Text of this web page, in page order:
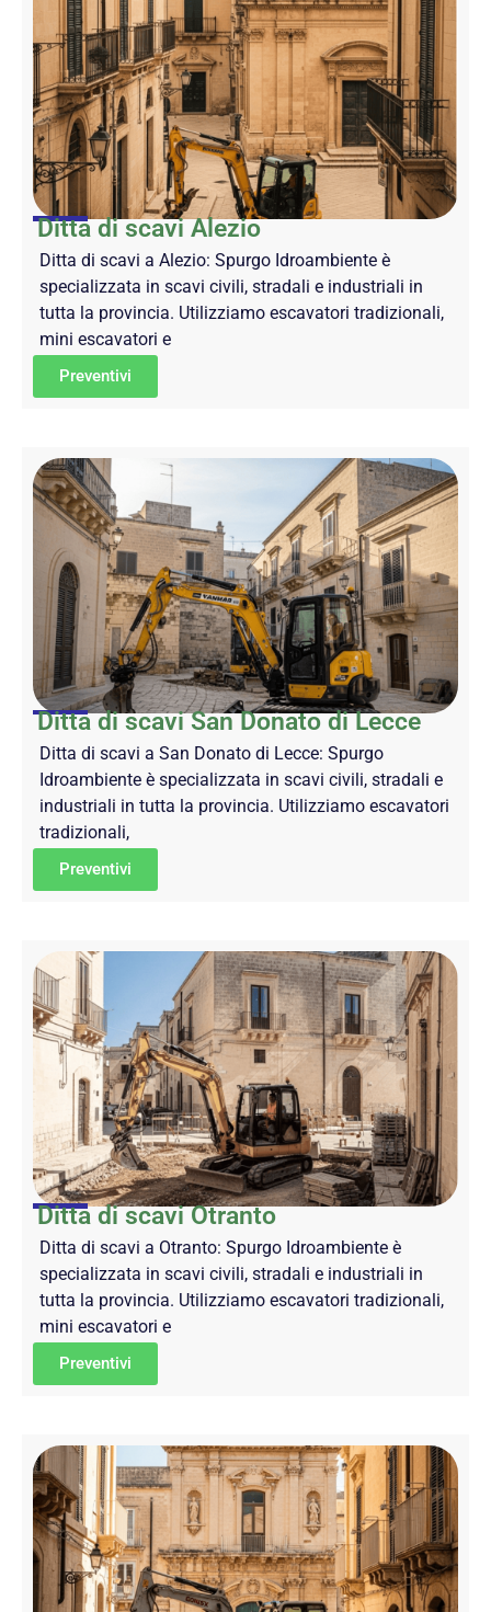
Ditta di scavi Alezio
Ditta di scavi a Alezio: Spurgo Idroambiente è
specializzata in scavi civili, stradali e industriali in
tutta la provincia. Utilizziamo escavatori tradizionali,
mini escavatori e
Preventivi
Ditta di scavi San Donato di Lecce
Ditta di scavi a San Donato di Lecce: Spurgo
Idroambiente è specializzata in scavi civili, stradali e
industriali in tutta la provincia. Utilizziamo escavatori
tradizionali,
Preventivi
Ditta di scavi Otranto
Ditta di scavi a Otranto: Spurgo Idroambiente è
specializzata in scavi civili, stradali e industriali in
tutta la provincia. Utilizziamo escavatori tradizionali,
mini escavatori e
Preventivi